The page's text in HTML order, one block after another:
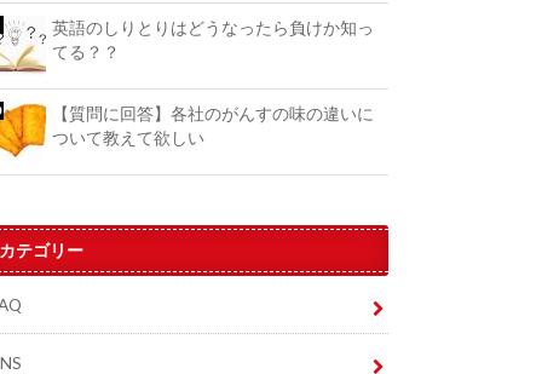
英語のしりとりはどうなったら負けか知っ
てる？？
【質問に回答】各社のがんすの味の違いに
ついて教えて欲しい
テゴリー